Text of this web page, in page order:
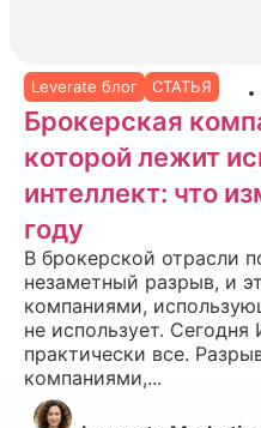
Leverate блог СТАТЬЯ
Брокерская
которой лежит
интеллект: что
году
В брокерской отрасли
незаметный разрыв, и
компаниями,
не использует.
практически все.
компаниями,...